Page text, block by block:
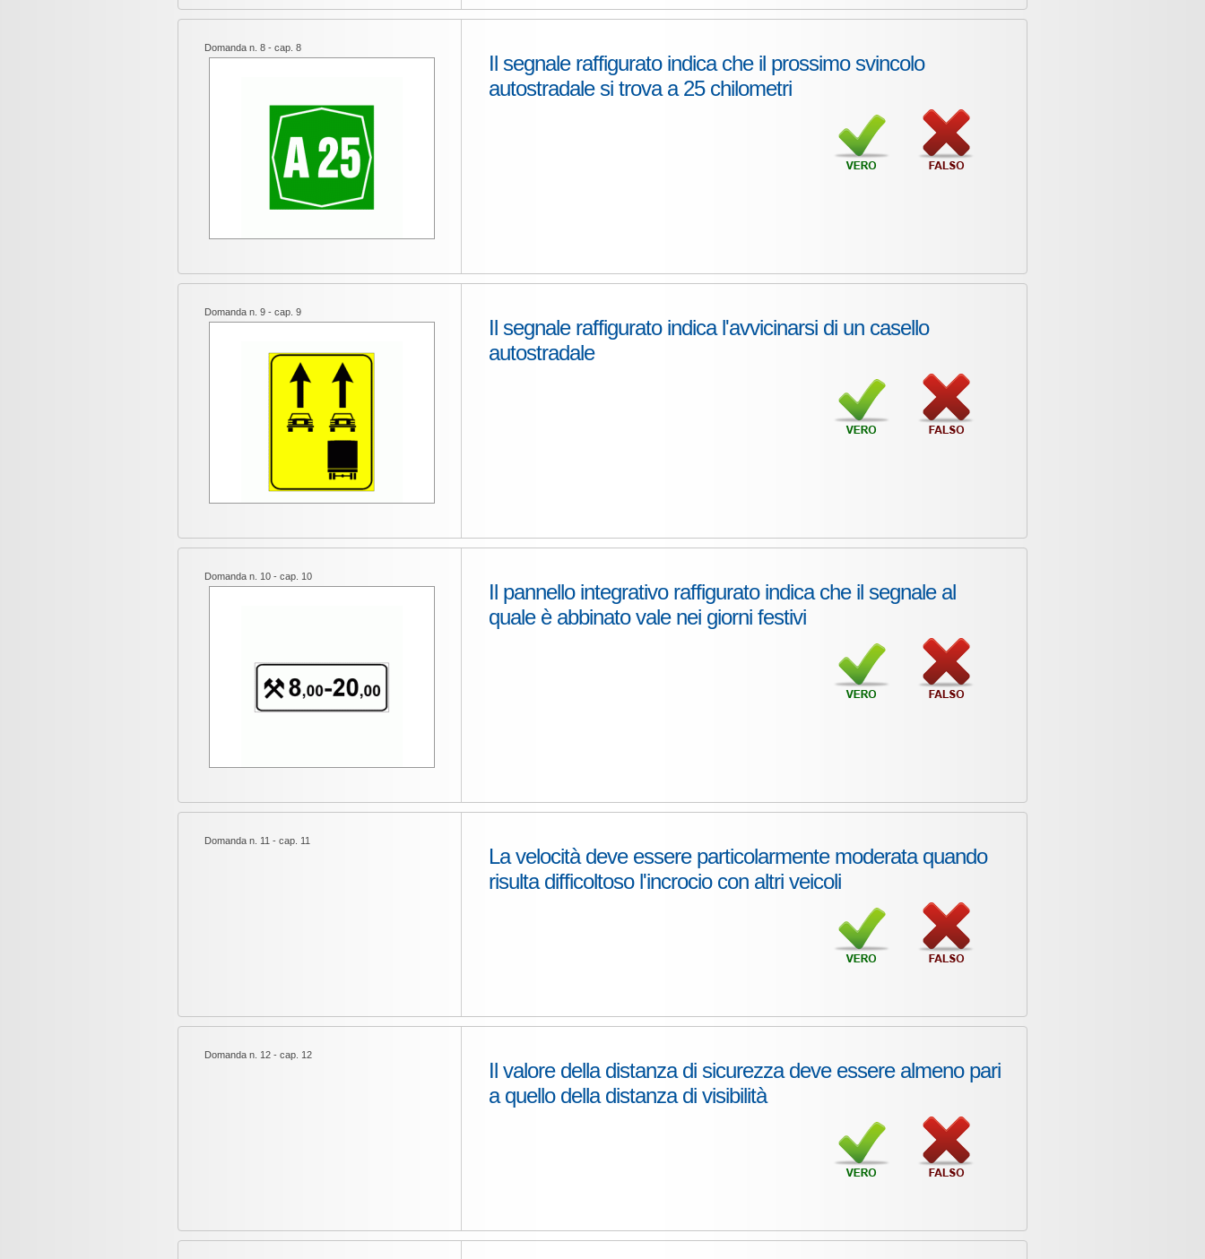
Domanda n. 8 - cap. 8
Il segnale raffigurato indica che il prossimo svincolo
autostradale si trova a 25 chilometri
Domanda n. 9 - cap. 9
Il segnale raffigurato indica l'avvicinarsi di un casello
autostradale
Domanda n. 10 - cap. 10
Il pannello integrativo raffigurato indica che il segnale al
quale è abbinato vale nei giorni festivi
Domanda n. 11 - cap. 11
La velocità deve essere particolarmente moderata quando
risulta difficoltoso l'incrocio con altri veicoli
Domanda n. 12 - cap. 12
Il valore della distanza di sicurezza deve essere almeno pari
a quello della distanza di visibilità